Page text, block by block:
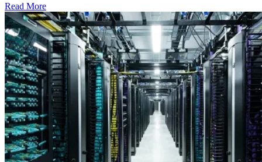
Read More